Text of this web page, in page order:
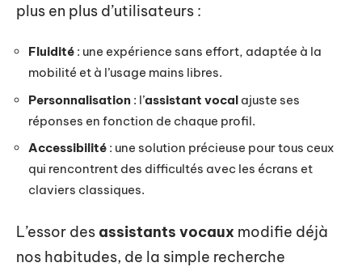
plus en plus d’utilisateurs :
Fluidité : une expérience sans effort, adaptée à la
mobilité et à l’usage mains libres.
Personnalisation : l’assistant vocal ajuste ses
réponses en fonction de chaque profil.
Accessibilité : une solution précieuse pour tous ceux
qui rencontrent des difficultés avec les écrans et
claviers classiques.
L’essor des assistants vocaux modifie déjà
nos habitudes, de la simple recherche